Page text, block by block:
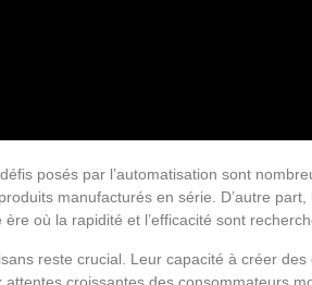
posés par l’automatisation sont
manufacturés en série. D’autre
où la rapidité et l’efficacité sont
reste crucial. Leur capacité à créer des